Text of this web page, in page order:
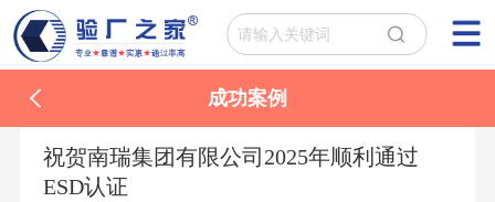
成功案例
祝贺南瑞集团有限公司2025年顺利通过
ESD认证